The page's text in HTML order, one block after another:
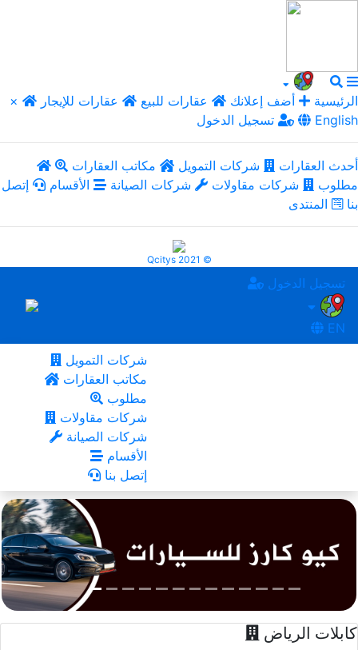
× الرئيسية أضف إعلانك عقارات للبيع
عقارات للإيجار
تسجيل الدخول
English
أحدث العقارات شركات التمويل
مكاتب العقارات
مطلوب
شركات مقاولات شركات الصيانة الأقسام
إتصل
بنا
المنتدى
Qcitys 2021 ©
تسجيل الدخول
EN
شركات التمويل
مكاتب العقارات
مطلوب
شركات مقاولات
شركات الصيانة
الأقسام
إتصل بنا
كابلات الرياض